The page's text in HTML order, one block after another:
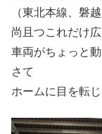
（東北本線、磐
尚且つこれだけ
車両がちょっと
さて
ホームに目を転